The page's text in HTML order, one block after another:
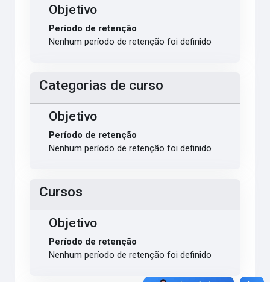
Objetivo
Período de retenção
Nenhum período de retenção foi definido
Categorias de curso
Objetivo
Período de retenção
Nenhum período de retenção foi definido
Cursos
Objetivo
Período de retenção
Nenhum período de retenção foi definido